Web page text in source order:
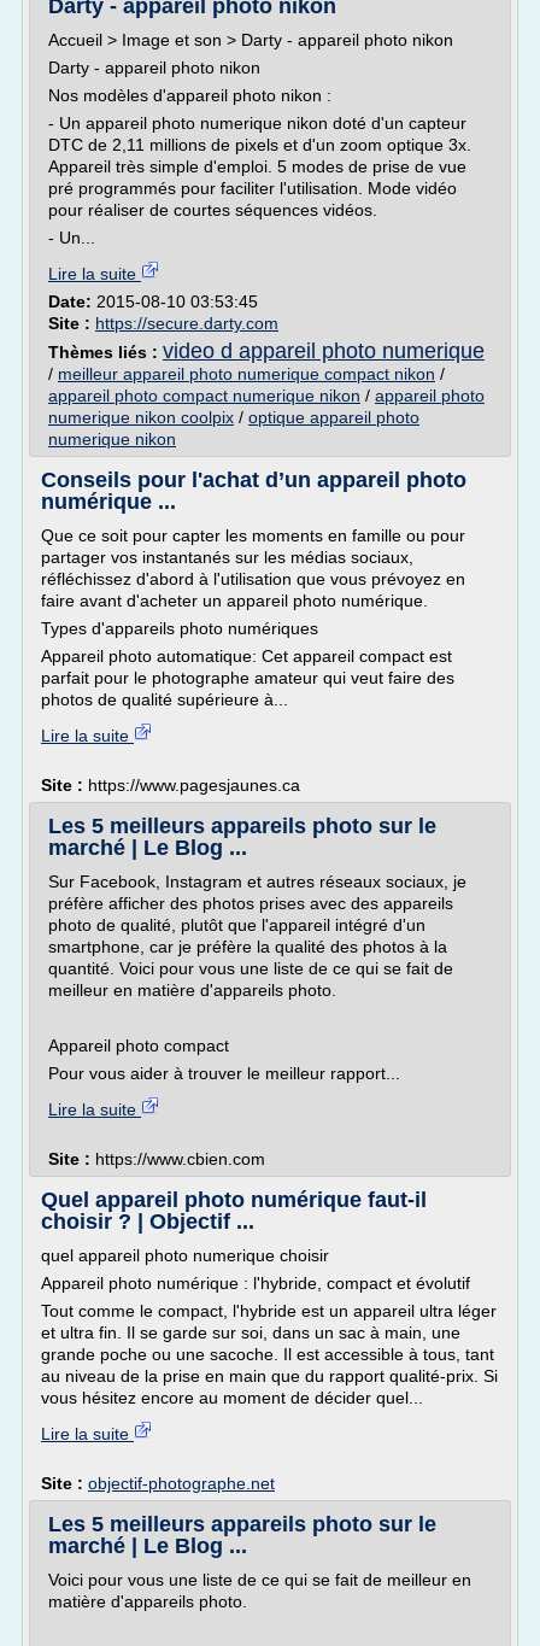
Darty - appareil photo nikon
Accueil > Image et son > Darty - appareil photo nikon
Darty - appareil photo nikon
Nos modèles d'appareil photo nikon :
- Un appareil photo numerique nikon doté d'un capteur
DTC de 2,11 millions de pixels et d'un zoom optique 3x.
Appareil très simple d'emploi. 5 modes de prise de vue
pré programmés pour faciliter l'utilisation. Mode vidéo
pour réaliser de courtes séquences vidéos.
- Un...
Lire la suite
Date: 2015-08-10 03:53:45
Site : https://secure.darty.com
Thèmes liés : video d appareil photo numerique
/ meilleur appareil photo numerique compact nikon /
appareil photo compact numerique nikon / appareil photo
numerique nikon coolpix / optique appareil photo
numerique nikon
Conseils pour l'achat d’un appareil photo
numérique ...
Que ce soit pour capter les moments en famille ou pour
partager vos instantanés sur les médias sociaux,
réfléchissez d'abord à l'utilisation que vous prévoyez en
faire avant d'acheter un appareil photo numérique.
Types d'appareils photo numériques
Appareil photo automatique: Cet appareil compact est
parfait pour le photographe amateur qui veut faire des
photos de qualité supérieure à...
Lire la suite
Site : https://www.pagesjaunes.ca
Les 5 meilleurs appareils photo sur le
marché | Le Blog ...
Sur Facebook, Instagram et autres réseaux sociaux, je
préfère afficher des photos prises avec des appareils
photo de qualité, plutôt que l'appareil intégré d'un
smartphone, car je préfère la qualité des photos à la
quantité. Voici pour vous une liste de ce qui se fait de
meilleur en matière d'appareils photo.
Appareil photo compact
Pour vous aider à trouver le meilleur rapport...
Lire la suite
Site : https://www.cbien.com
Quel appareil photo numérique faut-il
choisir ? | Objectif ...
quel appareil photo numerique choisir
Appareil photo numérique : l'hybride, compact et évolutif
Tout comme le compact, l'hybride est un appareil ultra léger
et ultra fin. Il se garde sur soi, dans un sac à main, une
grande poche ou une sacoche. Il est accessible à tous, tant
au niveau de la prise en main que du rapport qualité-prix. Si
vous hésitez encore au moment de décider quel...
Lire la suite
Site : objectif-photographe.net
Les 5 meilleurs appareils photo sur le
marché | Le Blog ...
Voici pour vous une liste de ce qui se fait de meilleur en
matière d'appareils photo.